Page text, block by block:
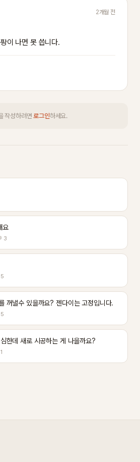
2개월 전
이 나면 못 씁니다.
작성하려면로그인하세요.
요
3
꺼낼수 있을까요? 젠다이는 고정입니다.
한데 새로 시공하는 게 나을까요?